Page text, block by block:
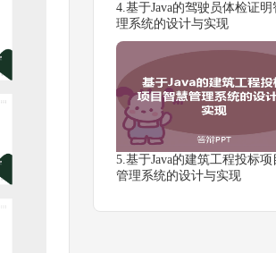
4.基于Java的驾驶员体检证明
理系统的设计与实现
5.基于Java的建筑工程投标
管理系统的设计与实现